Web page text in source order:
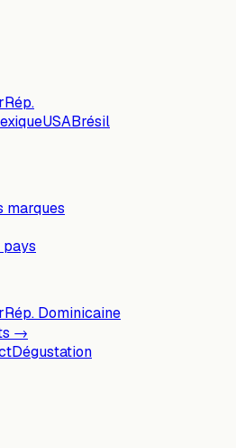
Rép.
USABrésil
marques
Rép. Dominicaine
→
Dégustation